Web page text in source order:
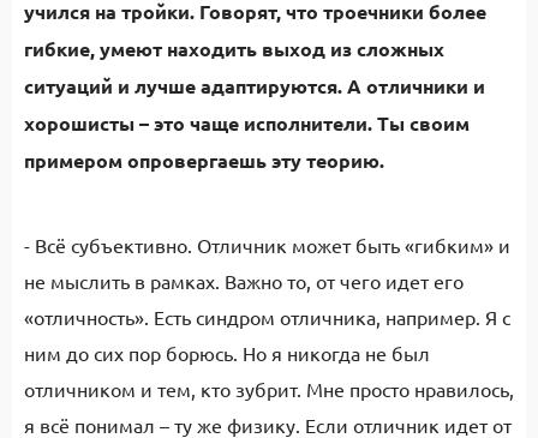
учился на тройки. Говорят, что троечники более
гибкие, умеют находить выход из сложных
ситуаций и лучше адаптируются. А отличники и
хорошисты – это чаще исполнители. Ты своим
примером опровергаешь эту теорию.
- Всё субъективно. Отличник может быть «гибким» и
не мыслить в рамках. Важно то, от чего идет его
«отличность». Есть синдром отличника, например. Я с
ним до сих пор борюсь. Но я никогда не был
отличником и тем, кто зубрит. Мне просто нравилось,
я всё понимал – ту же физику. Если отличник идет от